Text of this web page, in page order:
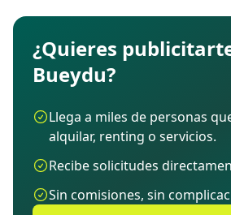
¿Quieres
Bueydu?
Llega a miles de personas
alquilar, renting o servicios.
Recibe solicitudes
Sin comisiones, sin